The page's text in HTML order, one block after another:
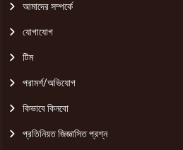
আমাদের সম্পর্কে
যোগাযোগ
টিম
পরামর্শ/অভিযোগ
কিভাবে কিনবো
প্রতিনিয়ত জিজ্ঞাসিত প্রশ্ন